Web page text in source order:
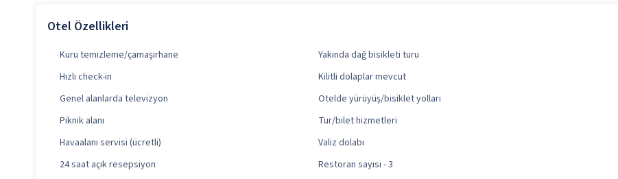
Otel Özellikleri
Kuru temizleme/çamaşırhane Yakında dağ bisikleti turu
Hızlı check-in
Kilitli dolaplar mevcut
Genel alanlarda televizyon
Otelde yürüyüş/bisiklet yolları
Piknik alanı
Tur/bilet hizmetleri
Havaalanı servisi (ücretli)
Valiz dolabı
24 saat açık resepsiyon
Restoran sayısı - 3